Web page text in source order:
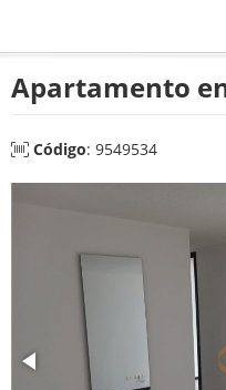
Apartamento
Código: 9549534